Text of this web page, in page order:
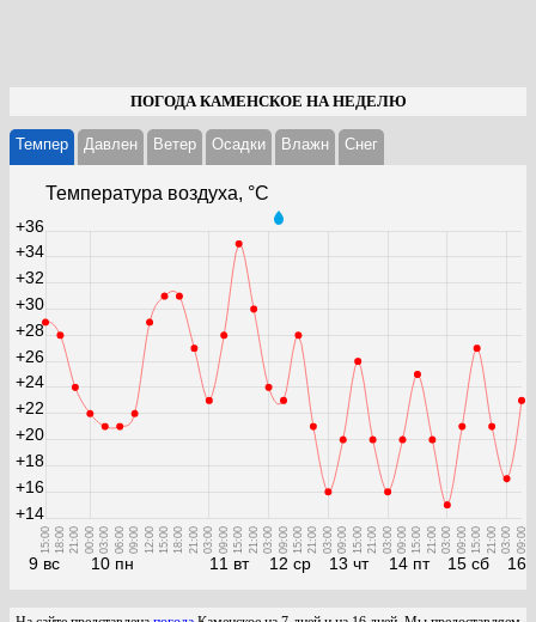
ПОГОДА КАМЕНСКОЕ НА НЕДЕЛЮ
Темпер Давлен Ветер Осадки Влажн Cнег
Температура воздуха, °С
9 вс
15:00 18:00 21:00
10 пн
00:00 03:00 06:00 09:00 12:00 15:00 18:00 21:00
11 вт
03:00 09:00 15:00 21:00
12 ср
03:00 09:00 15:00 21:00
13 чт
03:00 09:00 15:00 21:00
14 пт
03:00 09:00 15:00 21:00
15 сб
03:00 09:00 15:00 21:00
16
03:00 09:00
+14
+16
+18
+20
+22
+24
+26
+28
+30
+32
+34
+36